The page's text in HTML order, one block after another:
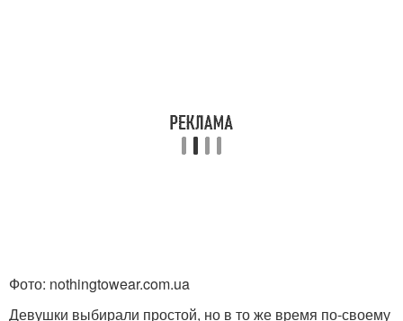
Фото: nothingtowear.com.ua
Девушки выбирали простой, но в то же время по-своему